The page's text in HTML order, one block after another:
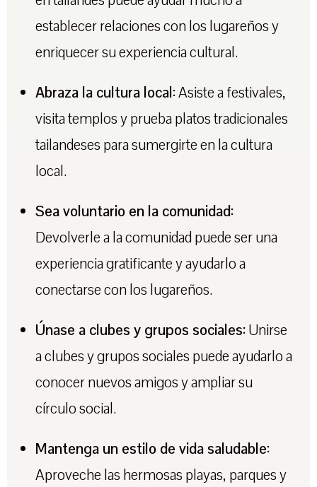
establecer relaciones con los lugareños y
enriquecer su experiencia cultural.
Abraza la cultura local:Asiste a festivales,
visita templos y prueba platos tradicionales
tailandeses para sumergirte en la cultura
local.
Sea voluntario en la comunidad:
Devolverle a la comunidad puede ser una
experiencia gratificante y ayudarlo a
conectarse con los lugareños.
Únase a clubes y grupos sociales:Unirse
a clubes y grupos sociales puede ayudarlo a
conocer nuevos amigos y ampliar su
círculo social.
Mantenga un estilo de vida saludable:
Aproveche las hermosas playas, parques y